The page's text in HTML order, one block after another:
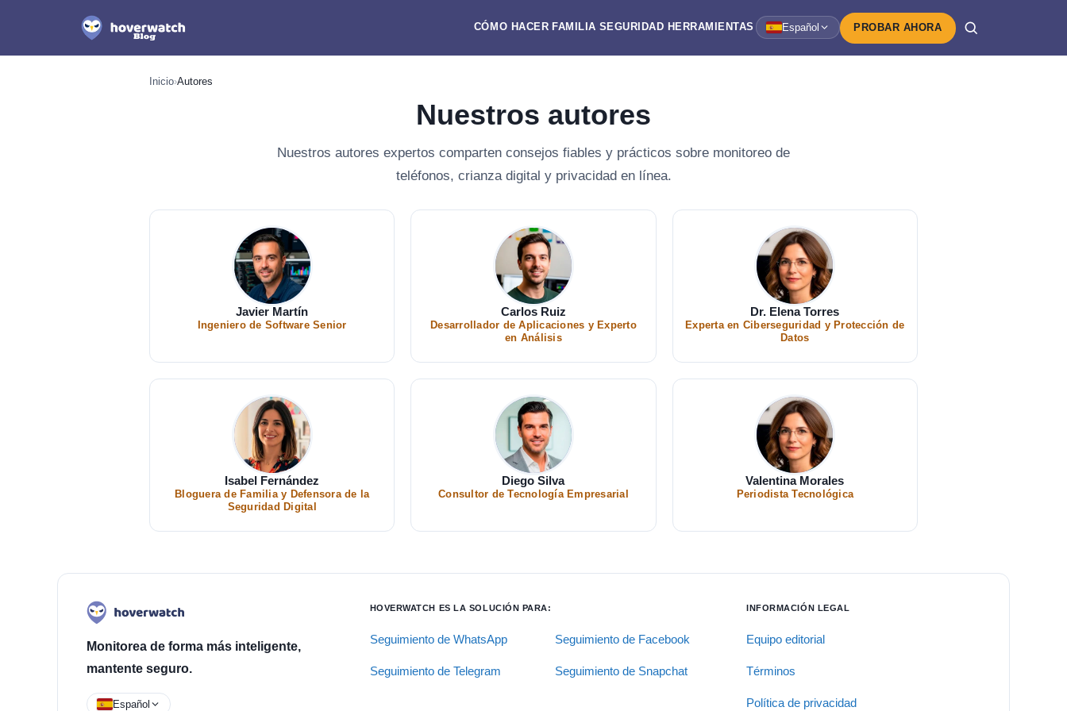
CÓMO HACER FAMILIA SEGURIDAD HERRAMIENTAS Español PROBAR AHORA
Inicio›Autores
Nuestros autores
Nuestros autores expertos comparten consejos fiables y prácticos sobre monitoreo de
teléfonos, crianza digital y privacidad en línea.
Javier Martín
Ingeniero de Software Senior
Carlos Ruiz
Desarrollador de Aplicaciones y Experto
en Análisis
Dr. Elena Torres
Experta en Ciberseguridad y Protección de
Datos
Isabel Fernández
Bloguera de Familia y Defensora de la
Seguridad Digital
Diego Silva
Consultor de Tecnología Empresarial
Valentina Morales
Periodista Tecnológica
Monitorea de forma más inteligente,
mantente seguro.
Español
HOVERWATCH ES LA SOLUCIÓN PARA:
Seguimiento de WhatsApp Seguimiento de Facebook
Seguimiento de Telegram Seguimiento de Snapchat
INFORMACIÓN LEGAL
Equipo editorial
Términos
Política de privacidad